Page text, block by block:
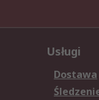
Usługi
Dostawa